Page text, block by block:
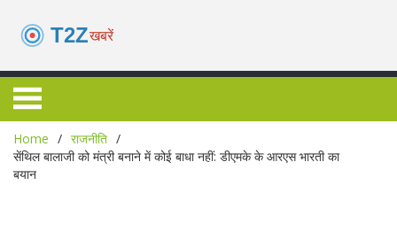
Home
राजनीति
सेंथिल बालाजी को मंत्री बनाने में कोई बाधा नहीं: डीएमके के आरएस भारती का
बयान